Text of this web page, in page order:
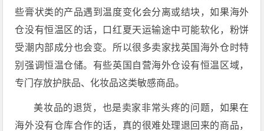
些膏状类的产品遇到温度变化会分离或结块，如果海外
仓没有恒温区的话，口红夏天运输途中可能软化，粉饼
受潮内部成分也会变。所以很多卖家找英国海外仓时特
别强调恒温仓储。有些英国自营海外仓设有恒温区域，
专门存放护肤品、化妆品这类敏感商品。
美妆品的退货，也是卖家非常头疼的问题，如果在
海外没有仓库合作的话，真的很难处理退回来的商品，